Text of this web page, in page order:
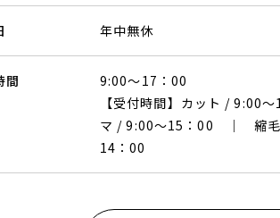
年中無休
間
9:00〜17：00
【受付時間】カット /
マ / 9:00〜15：00 ｜ 縮毛
14：00